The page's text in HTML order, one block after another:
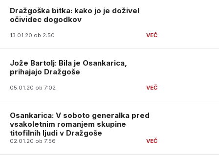
Dražgoška bitka: kako jo je doživel
očividec dogodkov
13.01.20 ob 2:50
Jože Bartolj: Bila je Osankarica,
prihajajo Dražgoše
05.01.20 ob 7:02
Osankarica: V soboto generalka pred
vsakoletnim romanjem skupine
titofilnih ljudi v Dražgoše
02.01.20 ob 7:56